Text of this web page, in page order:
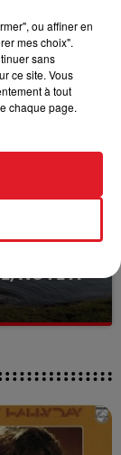
LA...
servait
NOYÉ À
ou affiner en
mes choix".
sans
ce site. Vous
à tout
chaque page.